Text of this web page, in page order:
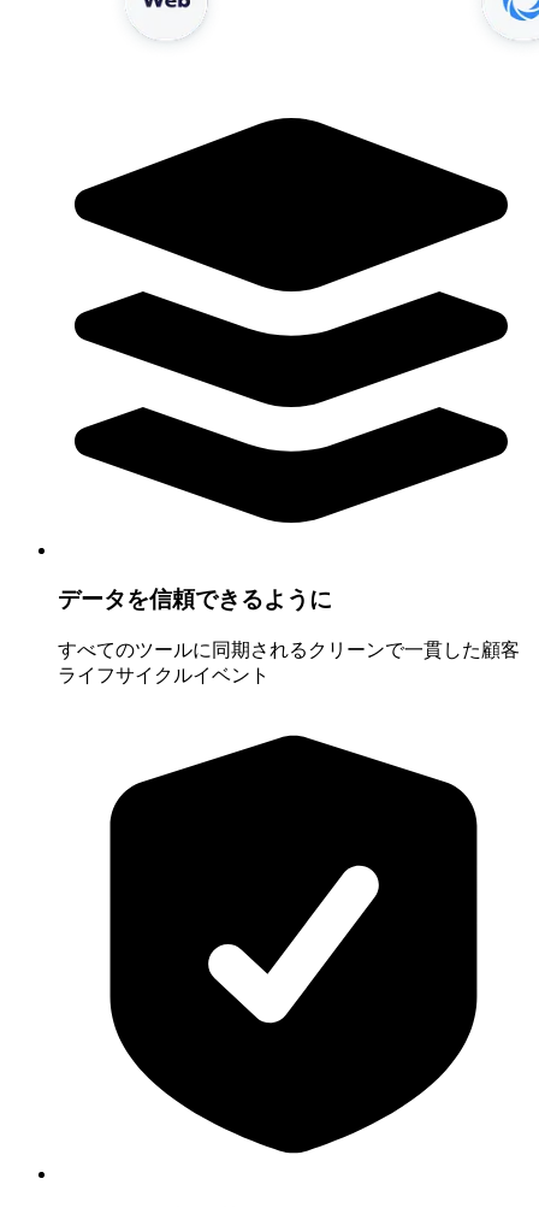
データを信頼できるように
すべてのツールに同期されるクリーンで一貫した顧客
ライフサイクルイベント